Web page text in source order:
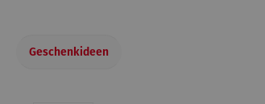
Geschenkideen